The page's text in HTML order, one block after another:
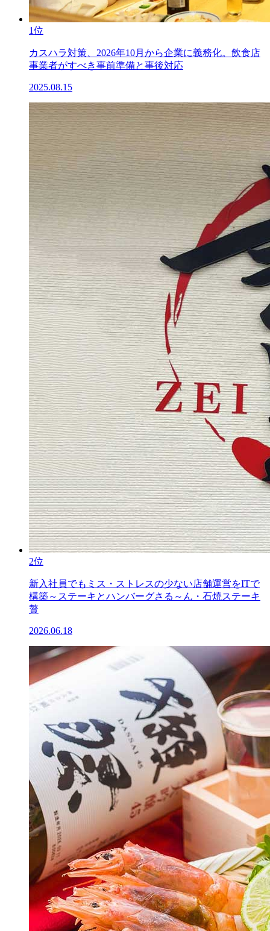
1位
カスハラ対策、2026年10月から企業に義務化。飲食店
事業者がすべき事前準備と事後対応
2025.08.15
2位
新入社員でもミス・ストレスの少ない店舗運営をITで
構築～ステーキとハンバーグさる～ん・石焼ステーキ
贅
2026.06.18